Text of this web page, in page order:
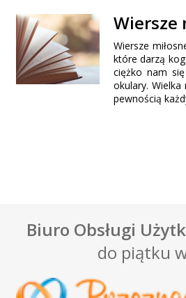
Wiersze
Wiersze
które darzą
ciężko nam
okulary.
pewnością
Biuro Obsługi
do piątku